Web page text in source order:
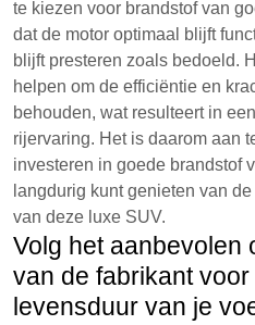
te kiezen voor brandstof van
dat de motor optimaal blijft
blijft presteren zoals bedoeld.
helpen om de efficiëntie en
behouden, wat resulteert in
rijervaring. Het is daarom aan
investeren in goede brandstof
langdurig kunt genieten van
van deze luxe SUV.
Volg het aanbevolen
van de fabrikant
levensduur van je